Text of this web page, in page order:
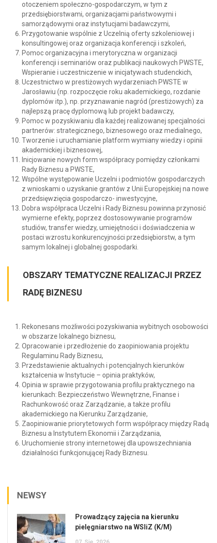
otoczeniem społeczno-gospodarczym, w tym z
przedsiębiorstwami, organizacjami państwowymi i
samorządowymi oraz instytucjami badawczymi,
Przygotowanie wspólnie z Uczelnią oferty szkoleniowej i
konsultingowej oraz organizacja konferencji i szkoleń,
Pomoc organizacyjna i merytoryczna w organizacji
konferencji i seminariów oraz publikacji naukowych PWSTE,
Wspieranie i uczestniczenie w inicjatywach studenckich,
Uczestnictwo w prestiżowych wydarzeniach PWSTE w
Jarosławiu (np. rozpoczęcie roku akademickiego, rozdanie
dyplomów itp.), np. przyznawanie nagród (prestiżowych) za
najlepszą pracę dyplomową lub projekt badawczy,
Pomoc w pozyskiwaniu dla każdej realizowanej specjalności
partnerów: strategicznego, biznesowego oraz medialnego,
Tworzenie i uruchamianie platform wymiany wiedzy i opinii
akademickiej i biznesowej,
Inicjowanie nowych form współpracy pomiędzy członkami
Rady Biznesu a PWSTE,
Wspólne występowanie Uczelni i podmiotów gospodarczych
z wnioskami o uzyskanie grantów z Unii Europejskiej na nowe
przedsięwzięcia gospodarczo- inwestycyjne,
Dobra współpraca Uczelni i Rady Biznesu powinna przynosić
wymierne efekty, poprzez dostosowywanie programów
studiów, transfer wiedzy, umiejętności i doświadczenia w
postaci wzrostu konkurencyjności przedsiębiorstw, a tym
samym lokalnej i globalnej gospodarki.
OBSZARY TEMATYCZNE REALIZACJI PRZEZ
RADĘ BIZNESU
Rekonesans możliwości pozyskiwania wybitnych osobowości
w obszarze lokalnego biznesu,
Opracowanie i przedłożenie do zaopiniowania projektu
Regulaminu Rady Biznesu,
Przedstawienie aktualnych i potencjalnych kierunków
kształcenia w Instytucie – opinia praktyków,
Opinia w sprawie przygotowania profilu praktycznego na
kierunkach: Bezpieczeństwo Wewnętrzne, Finanse i
Rachunkowość oraz Zarządzanie, a także profilu
akademickiego na Kierunku Zarządzanie,
Zaopiniowanie priorytetowych form współpracy między Radą
Biznesu a Instytutem Ekonomii i Zarządzania,
Uruchomienie strony internetowej dla upowszechniania
działalności funkcjonującej Rady Biznesu.
NEWSY
Prowadzący zajęcia na kierunku
pielęgniarstwo na WSIiZ (K/M)